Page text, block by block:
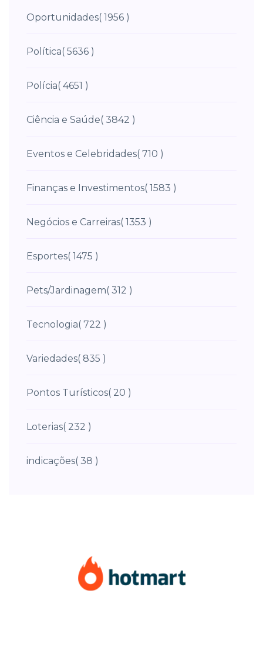
Oportunidades( 1956 )
Política( 5636 )
Polícia( 4651 )
Ciência e Saúde( 3842 )
Eventos e Celebridades( 710 )
Finanças e Investimentos( 1583 )
Negócios e Carreiras( 1353 )
Esportes( 1475 )
Pets/Jardinagem( 312 )
Tecnologia( 722 )
Variedades( 835 )
Pontos Turísticos( 20 )
Loterias( 232 )
indicações( 38 )